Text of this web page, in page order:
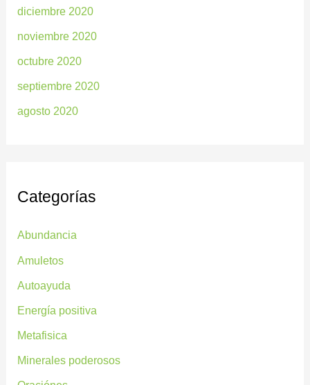
diciembre 2020
noviembre 2020
octubre 2020
septiembre 2020
agosto 2020
Categorías
Abundancia
Amuletos
Autoayuda
Energía positiva
Metafisica
Minerales poderosos